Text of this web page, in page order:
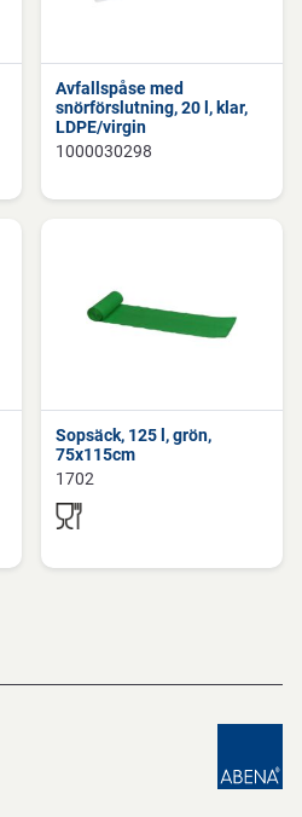
Avfallspåse med
snörförslutning, 20 l, klar,
LDPE/virgin
1000030298
Sopsäck, 125 l, grön,
75x115cm
1702